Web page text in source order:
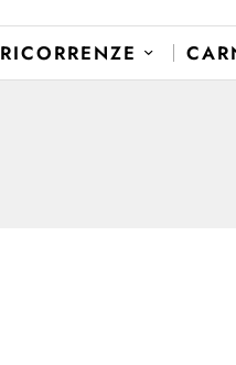
RICORRENZE